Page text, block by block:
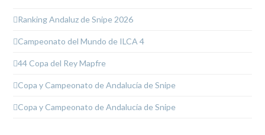
Ranking Andaluz de Snipe 2026
Campeonato del Mundo de ILCA 4
44 Copa del Rey Mapfre
Copa y Campeonato de Andalucía de Snipe
Copa y Campeonato de Andalucía de Snipe